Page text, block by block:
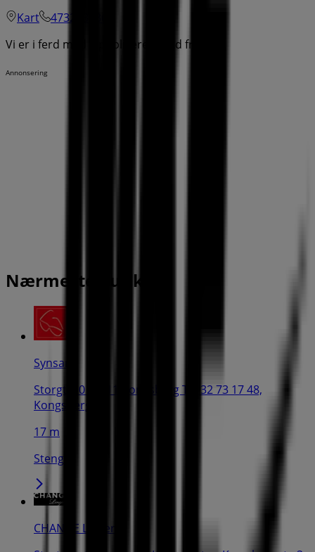
Kart
4732730364
Vi er i ferd med å publisere tilbud fra Nike
Annonsering
Nærmeste butikker
Synsam
Storgt. 20 , 3611 Kongsberg Tlf: 32 73 17 48,
Kongsberg
17 m
Stengt
CHANGE Lingerie